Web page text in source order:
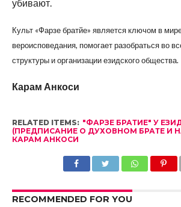
убивают.
Культ «Фарзе братйе» является ключом в
вероисповедания, помогает разобраться во
структуры и организации езидского общества.
Карам Анкоси
RELATED ITEMS: "ФАРЗЕ БРАТИЕ" У
(ПРЕДПИСАНИЕ О ДУХОВНОМ БРАТЕ И
КАРАМ АНКОСИ
RECOMMENDED FOR YOU